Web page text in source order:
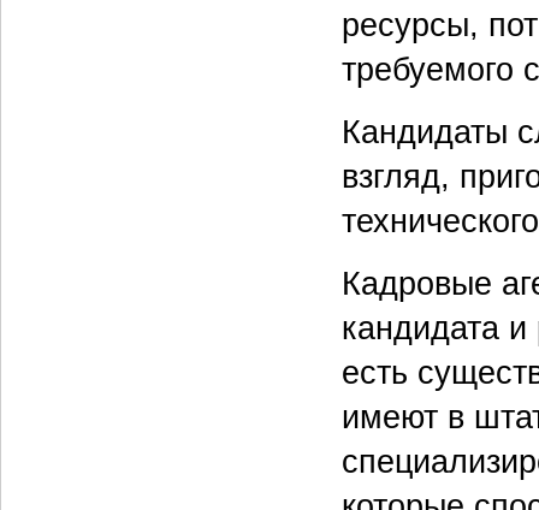
ресурсы,
требуемого
Кандидаты
взгляд,
Кадровые
кандидата и
есть
имеют в